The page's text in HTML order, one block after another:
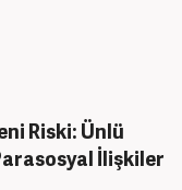
Riski: Ünlü
İlişkiler